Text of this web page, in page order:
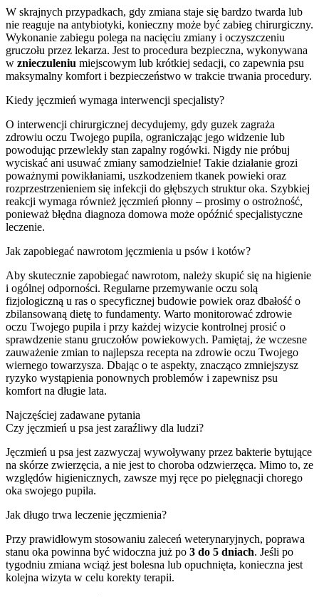
W skrajnych przypadkach, gdy zmiana staje się bardzo twarda lub
nie reaguje na antybiotyki, konieczny może być zabieg chirurgiczny.
Wykonanie zabiegu polega na nacięciu zmiany i oczyszczeniu
gruczołu przez lekarza. Jest to procedura bezpieczna, wykonywana
w znieczuleniu miejscowym lub krótkiej sedacji, co zapewnia psu
maksymalny komfort i bezpieczeństwo w trakcie trwania procedury.
Kiedy jęczmień wymaga interwencji specjalisty?
O interwencji chirurgicznej decydujemy, gdy guzek zagraża
zdrowiu oczu Twojego pupila, ograniczając jego widzenie lub
powodując przewlekły stan zapalny rogówki. Nigdy nie próbuj
wyciskać ani usuwać zmiany samodzielnie! Takie działanie grozi
poważnymi powikłaniami, uszkodzeniem tkanek powieki oraz
rozprzestrzenieniem się infekcji do głębszych struktur oka. Szybkiej
reakcji wymaga również jęczmień płonny – prosimy o ostrożność,
ponieważ błędna diagnoza domowa może opóźnić specjalistyczne
leczenie.
Jak zapobiegać nawrotom jęczmienia u psów i kotów?
Aby skutecznie zapobiegać nawrotom, należy skupić się na higienie
i ogólnej odporności. Regularne przemywanie oczu solą
fizjologiczną u ras o specyficznej budowie powiek oraz dbałość o
zbilansowaną dietę to fundamenty. Warto monitorować zdrowie
oczu Twojego pupila i przy każdej wizycie kontrolnej prosić o
sprawdzenie stanu gruczołów powiekowych. Pamiętaj, że wczesne
zauważenie zmian to najlepsza recepta na zdrowie oczu Twojego
wiernego towarzysza. Dbając o te aspekty, znacząco zmniejszysz
ryzyko wystąpienia ponownych problemów i zapewnisz psu
komfort na długie lata.
Najczęściej zadawane pytania
Czy jęczmień u psa jest zaraźliwy dla ludzi?
Jęczmień u psa jest zazwyczaj wywoływany przez bakterie bytujące
na skórze zwierzęcia, a nie jest to choroba odzwierzęca. Mimo to, ze
względów higienicznych, zawsze myj ręce po pielęgnacji chorego
oka swojego pupila.
Jak długo trwa leczenie jęczmienia?
Przy prawidłowym stosowaniu zaleceń weterynaryjnych, poprawa
stanu oka powinna być widoczna już po 3 do 5 dniach. Jeśli po
tygodniu zmiana wciąż jest bolesna lub opuchnięta, konieczna jest
kolejna wizyta w celu korekty terapii.